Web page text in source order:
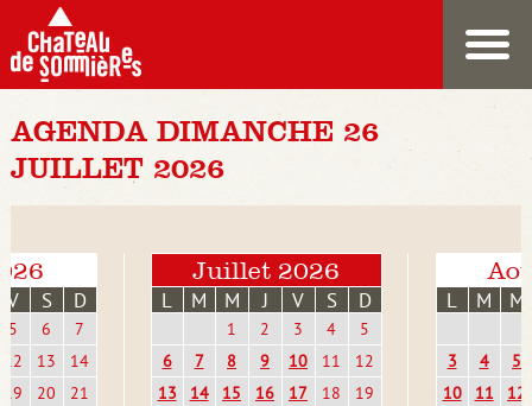
AGENDA DIMANCHE 26
JUILLET 2026
V S D
5 6
7
12
13
14
19
20
21
Juillet 2026
L M M J V S D
1 2 3 4
5
6
7 8 9 10 11
12
13
14 15 16 17 18
19
L M M
3 4
5
10
11
12